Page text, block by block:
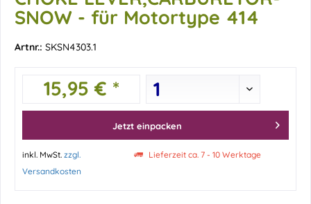
SNOW - für Motortype 414
Artnr.: SKSN4303.1
15,95 € *
Jetzt einpacken
inkl. MwSt. zzgl.
Versandkosten
Lieferzeit ca. 7 - 10 Werktage